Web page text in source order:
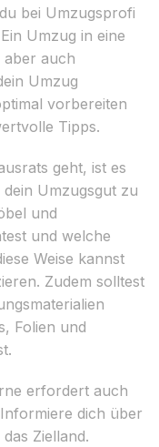
bei Umzugsprofi
Umzug in eine
aber auch
Umzug
vorbereiten
Tipps.
geht, ist es
Umzugsgut zu
und
und welche
Weise kannst
Zudem solltest
Folien und
erfordert auch
dich über
Zielland.